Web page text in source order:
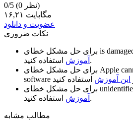
0/5
(0 نظر)
۱۶,۲۱ مگابایت
عضویت و دانلود
نکات ضروری
is
آموزش استفاده کنید.
Apple
software
این آموزش
آموزش استفاده کنید.
مطالب مشابه